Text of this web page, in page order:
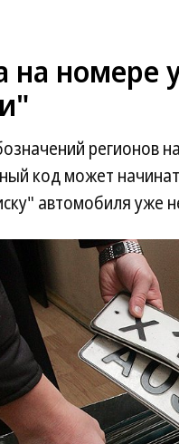
на номере
регионов
код может
автомобиля уже